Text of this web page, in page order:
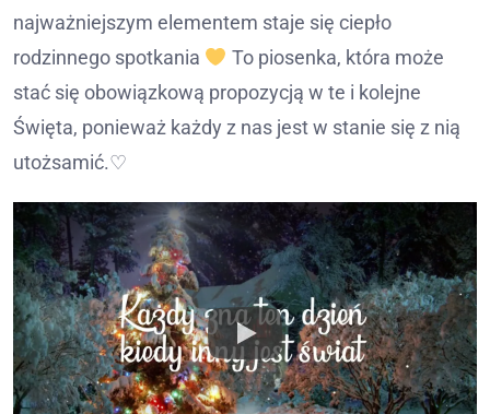
najważniejszym elementem staje się ciepło
rodzinnego spotkania
To piosenka, która może
stać się obowiązkową propozycją w te i kolejne
Święta, ponieważ każdy z nas jest w stanie się z nią
utożsamić.♡